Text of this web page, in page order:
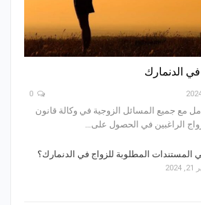
الدنمارك
مع جميع المسائل الزوجية في وكالة قانون
الراغبين في الحصول على
المستندات المطلوبة للزواج في الدنمارك؟